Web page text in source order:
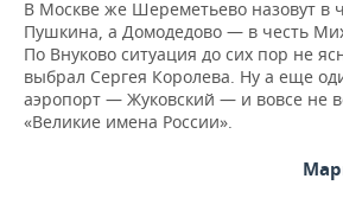
В Москве же Шереметьево назовут в
Пушкина, а Домодедово — в честь
По Внуково ситуация до сих пор не
выбрал Сергея Королева. Ну а еще
аэропорт — Жуковский — и вовсе не
«Великие имена России».